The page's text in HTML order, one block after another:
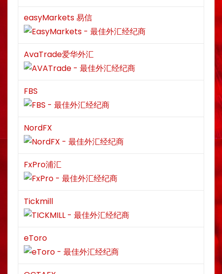
easyMarkets 易信
AvaTrade爱华外汇
FBS
NordFX
FxPro浦汇
Tickmill
eToro